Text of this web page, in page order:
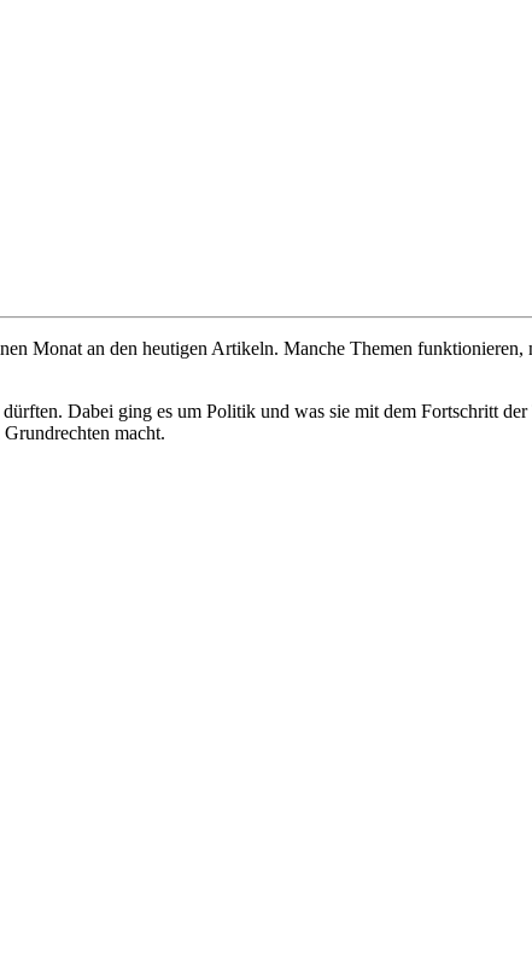
Monat an den heutigen Artikeln. Manche Themen funktionieren,
Dabei ging es um Politik und was sie mit dem Fortschritt
macht.